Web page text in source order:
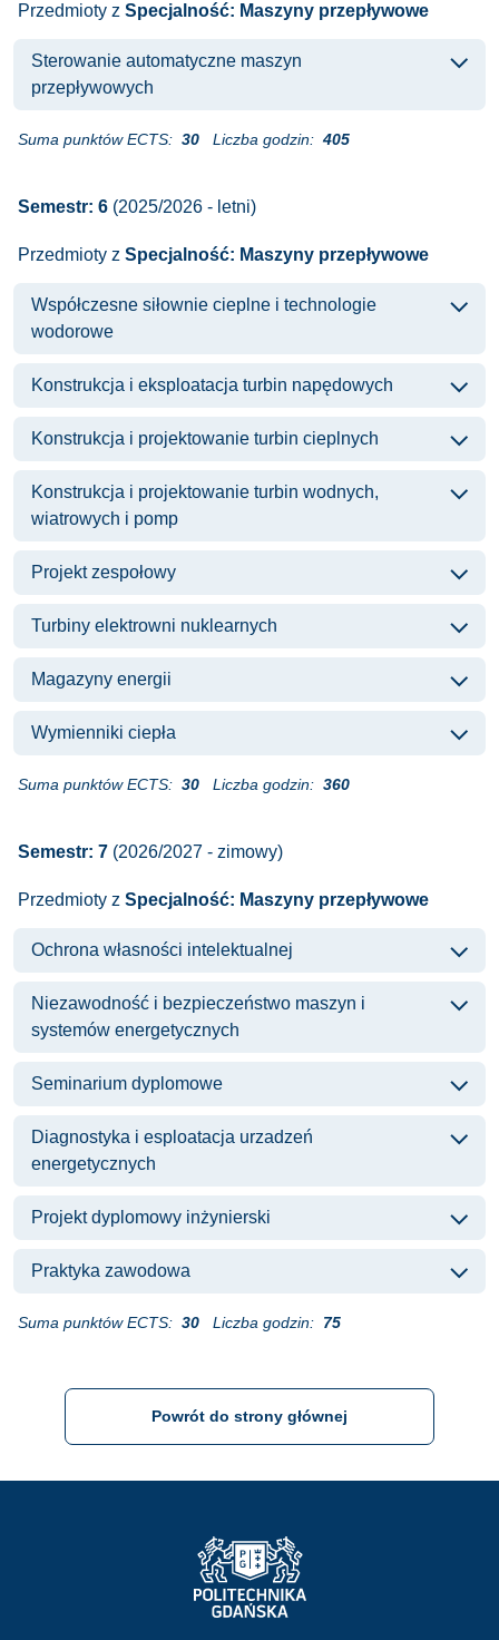
Przedmioty z Specjalność: Maszyny przepływowe
Sterowanie automatyczne maszyn
przepływowych
Suma punktów ECTS: 30 Liczba godzin: 405
Semestr: 6 (2025/2026 - letni)
Przedmioty z Specjalność: Maszyny przepływowe
Współczesne siłownie cieplne i technologie
wodorowe
Konstrukcja i eksploatacja turbin napędowych
Konstrukcja i projektowanie turbin cieplnych
Konstrukcja i projektowanie turbin wodnych,
wiatrowych i pomp
Projekt zespołowy
Turbiny elektrowni nuklearnych
Magazyny energii
Wymienniki ciepła
Suma punktów ECTS: 30 Liczba godzin: 360
Semestr: 7 (2026/2027 - zimowy)
Przedmioty z Specjalność: Maszyny przepływowe
Ochrona własności intelektualnej
Niezawodność i bezpieczeństwo maszyn i
systemów energetycznych
Seminarium dyplomowe
Diagnostyka i esploatacja urzadzeń
energetycznych
Projekt dyplomowy inżynierski
Praktyka zawodowa
Suma punktów ECTS: 30 Liczba godzin: 75
Powrót do strony głównej
Strona Główna - Politechnika Gdańska